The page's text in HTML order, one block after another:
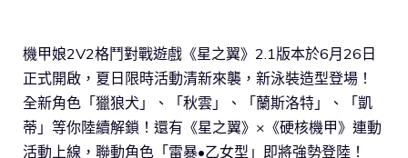
機甲娘2V2格鬥對戰遊戲《星之翼》2.1版本於6月26日
正式開啟，夏日限時活動清新來襲，新泳裝造型登場！
全新角色「獵狼犬」、「秋雲」、「蘭斯洛特」、「凱
蒂」等你陸續解鎖！還有《星之翼》×《硬核機甲》連動
活動上線，聯動角色「雷暴•乙女型」即將強勢登陸！